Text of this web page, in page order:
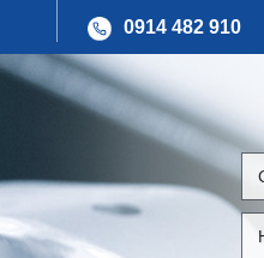
0914 482 910